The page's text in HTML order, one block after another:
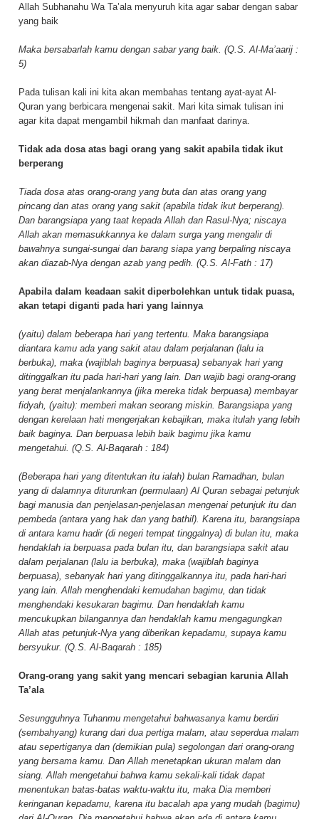
Allah Subhanahu Wa Ta’ala menyuruh kita agar sabar dengan sabar
yang baik
Maka bersabarlah kamu dengan sabar yang baik. (Q.S. Al-Ma’aarij :
5)
Pada tulisan kali ini kita akan membahas tentang ayat-ayat Al-
Quran yang berbicara mengenai sakit. Mari kita simak tulisan ini
agar kita dapat mengambil hikmah dan manfaat darinya.
Tidak ada dosa atas bagi orang yang sakit apabila tidak ikut
berperang
Tiada dosa atas orang-orang yang buta dan atas orang yang
pincang dan atas orang yang sakit (apabila tidak ikut berperang).
Dan barangsiapa yang taat kepada Allah dan Rasul-Nya; niscaya
Allah akan memasukkannya ke dalam surga yang mengalir di
bawahnya sungai-sungai dan barang siapa yang berpaling niscaya
akan diazab-Nya dengan azab yang pedih. (Q.S. Al-Fath : 17)
Apabila dalam keadaan sakit diperbolehkan untuk tidak puasa,
akan tetapi diganti pada hari yang lainnya
(yaitu) dalam beberapa hari yang tertentu. Maka barangsiapa
diantara kamu ada yang sakit atau dalam perjalanan (lalu ia
berbuka), maka (wajiblah baginya berpuasa) sebanyak hari yang
ditinggalkan itu pada hari-hari yang lain. Dan wajib bagi orang-orang
yang berat menjalankannya (jika mereka tidak berpuasa) membayar
fidyah, (yaitu): memberi makan seorang miskin. Barangsiapa yang
dengan kerelaan hati mengerjakan kebajikan, maka itulah yang lebih
baik baginya. Dan berpuasa lebih baik bagimu jika kamu
mengetahui. (Q.S. Al-Baqarah : 184)
(Beberapa hari yang ditentukan itu ialah) bulan Ramadhan, bulan
yang di dalamnya diturunkan (permulaan) Al Quran sebagai petunjuk
bagi manusia dan penjelasan-penjelasan mengenai petunjuk itu dan
pembeda (antara yang hak dan yang bathil). Karena itu, barangsiapa
di antara kamu hadir (di negeri tempat tinggalnya) di bulan itu, maka
hendaklah ia berpuasa pada bulan itu, dan barangsiapa sakit atau
dalam perjalanan (lalu ia berbuka), maka (wajiblah baginya
berpuasa), sebanyak hari yang ditinggalkannya itu, pada hari-hari
yang lain. Allah menghendaki kemudahan bagimu, dan tidak
menghendaki kesukaran bagimu. Dan hendaklah kamu
mencukupkan bilangannya dan hendaklah kamu mengagungkan
Allah atas petunjuk-Nya yang diberikan kepadamu, supaya kamu
bersyukur. (Q.S. Al-Baqarah : 185)
Orang-orang yang sakit yang mencari sebagian karunia Allah
Ta’ala
Sesungguhnya Tuhanmu mengetahui bahwasanya kamu berdiri
(sembahyang) kurang dari dua pertiga malam, atau seperdua malam
atau sepertiganya dan (demikian pula) segolongan dari orang-orang
yang bersama kamu. Dan Allah menetapkan ukuran malam dan
siang. Allah mengetahui bahwa kamu sekali-kali tidak dapat
menentukan batas-batas waktu-waktu itu, maka Dia memberi
keringanan kepadamu, karena itu bacalah apa yang mudah (bagimu)